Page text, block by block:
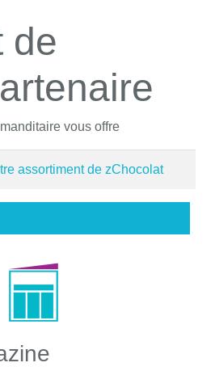
de
vous offre
assortiment de zChocolat